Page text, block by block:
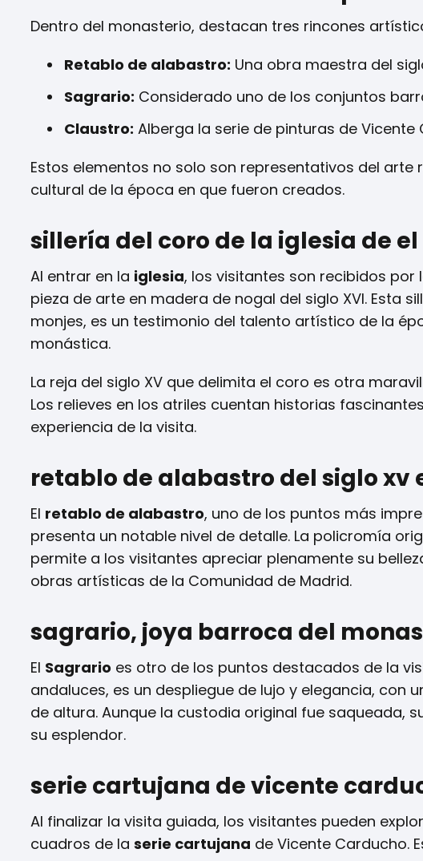
Dentro del monasterio, destacan tres rincones
Retablo de alabastro: Una obra maestra del
Sagrario: Considerado uno de los conjuntos
Claustro: Alberga la serie de pinturas de
Estos elementos no solo son representativos del
cultural de la época en que fueron creados.
sillería del coro de la iglesia de
Al entrar en la iglesia, los visitantes son recibidos por
pieza de arte en madera de nogal del siglo XVI. Esta
monjes, es un testimonio del talento artístico de la
monástica.
La reja del siglo XV que delimita el coro es otra
Los relieves en los atriles cuentan historias
experiencia de la visita.
retablo de alabastro del siglo xv
El retablo de alabastro, uno de los puntos más
presenta un notable nivel de detalle. La policromía
permite a los visitantes apreciar plenamente su
obras artísticas de la Comunidad de Madrid.
sagrario, joya barroca del
El Sagrario es otro de los puntos destacados de la
andaluces, es un despliegue de lujo y elegancia, con
de altura. Aunque la custodia original fue saqueada,
su esplendor.
serie cartujana de vicente
Al finalizar la visita guiada, los visitantes pueden
cuadros de la serie cartujana de Vicente Carducho.